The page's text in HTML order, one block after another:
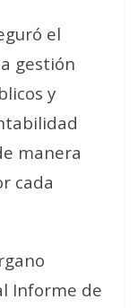
el
gestión
y
manera
cada
Informe de